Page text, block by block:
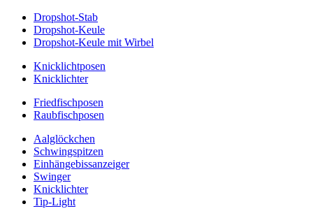
Dropshot-Stab
Dropshot-Keule
Dropshot-Keule mit Wirbel
Knicklichtposen
Knicklichter
Friedfischposen
Raubfischposen
Aalglöckchen
Schwingspitzen
Einhängebissanzeiger
Swinger
Knicklichter
Tip-Light